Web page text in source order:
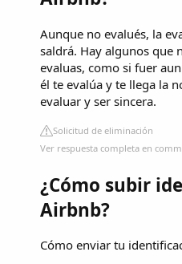
Aunque no evalués, la
saldrá. Hay algunos que
evaluas, como si fuer
él te evalúa y te llega la
evaluar y ser sincera.
Solicitud de eliminación
Ver respuesta completa en
¿Cómo subir
Airbnb?
Cómo enviar tu